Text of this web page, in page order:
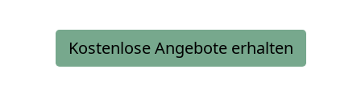
Kostenlose Angebote erhalten